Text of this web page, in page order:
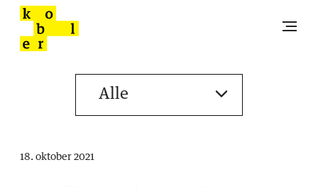
18. oktober 2021